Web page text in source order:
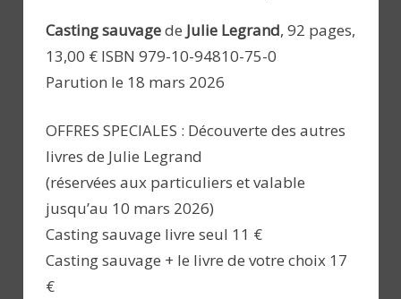
Casting sauvagede Julie Legrand, 92 pages,
13,00 € ISBN 979-10-94810-75-0
Parution le 18 mars 2026
OFFRES SPECIALES : Découverte des autres
livres de Julie Legrand
(réservées aux particuliers et valable
jusqu’au 10 mars 2026)
Casting sauvage livre seul 11 €
Casting sauvage + le livre de votre choix 17
€